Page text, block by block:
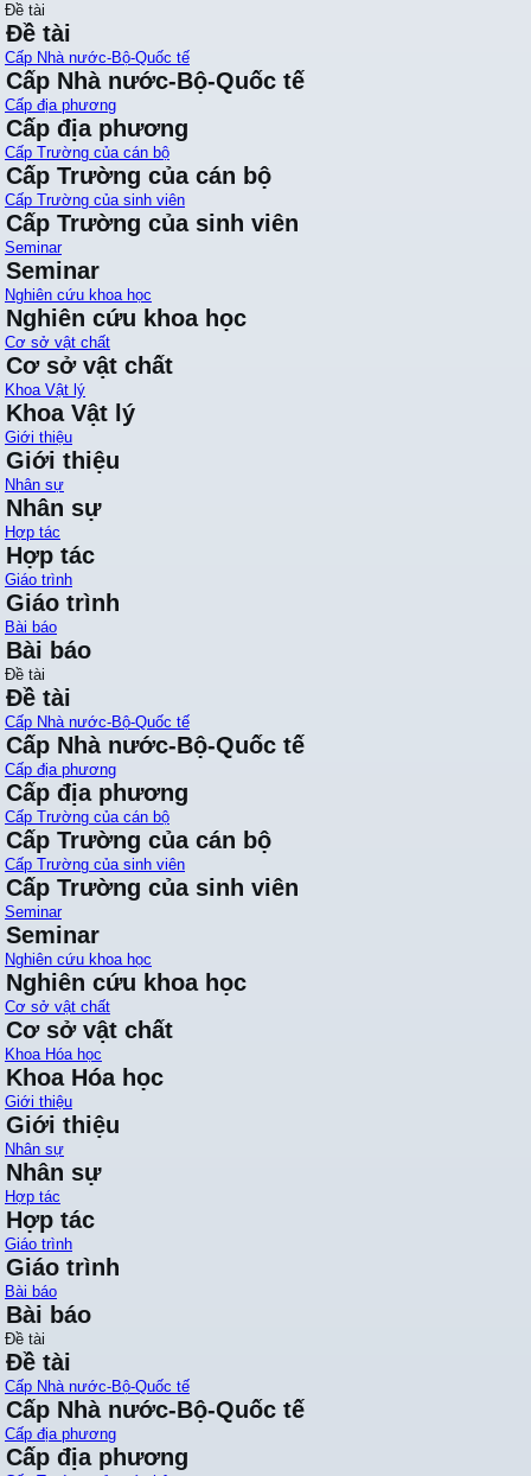
Đề tài
Đề tài
Cấp Nhà nước-Bộ-Quốc tế
Cấp Nhà nước-Bộ-Quốc tế
Cấp địa phương
Cấp địa phương
Cấp Trường của cán bộ
Cấp Trường của cán bộ
Cấp Trường của sinh viên
Cấp Trường của sinh viên
Seminar
Seminar
Nghiên cứu khoa học
Nghiên cứu khoa học
Cơ sở vật chất
Cơ sở vật chất
Khoa Vật lý
Khoa Vật lý
Giới thiệu
Giới thiệu
Nhân sự
Nhân sự
Hợp tác
Hợp tác
Giáo trình
Giáo trình
Bài báo
Bài báo
Đề tài
Đề tài
Cấp Nhà nước-Bộ-Quốc tế
Cấp Nhà nước-Bộ-Quốc tế
Cấp địa phương
Cấp địa phương
Cấp Trường của cán bộ
Cấp Trường của cán bộ
Cấp Trường của sinh viên
Cấp Trường của sinh viên
Seminar
Seminar
Nghiên cứu khoa học
Nghiên cứu khoa học
Cơ sở vật chất
Cơ sở vật chất
Khoa Hóa học
Khoa Hóa học
Giới thiệu
Giới thiệu
Nhân sự
Nhân sự
Hợp tác
Hợp tác
Giáo trình
Giáo trình
Bài báo
Bài báo
Đề tài
Đề tài
Cấp Nhà nước-Bộ-Quốc tế
Cấp Nhà nước-Bộ-Quốc tế
Cấp địa phương
Cấp địa phương